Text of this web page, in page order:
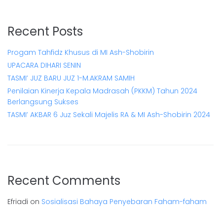
Recent Posts
Progam Tahfidz Khusus di MI Ash-Shobirin
UPACARA DIHARI SENIN
TASMI’ JUZ BARU JUZ 1-M.AKRAM SAMIH
Penilaian Kinerja Kepala Madrasah (PKKM) Tahun 2024
Berlangsung Sukses
TASMI’ AKBAR 6 Juz Sekali Majelis RA & MI Ash-Shobirin 2024
Recent Comments
Efriadi on Sosialisasi Bahaya Penyebaran Faham-faham